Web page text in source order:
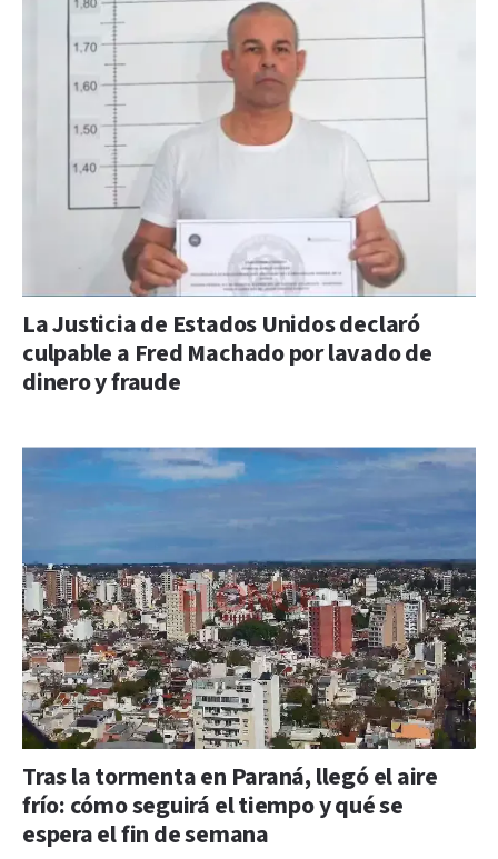
La Justicia de Estados Unidos declaró
culpable a Fred Machado por lavado de
dinero y fraude
Tras la tormenta en Paraná, llegó el aire
frío: cómo seguirá el tiempo y qué se
espera el fin de semana